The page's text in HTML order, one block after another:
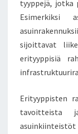
tyyppejä, jotka
Esimerkiksi
sijoittavat
erityyppisiä
Erityyppisten
tavoitteista